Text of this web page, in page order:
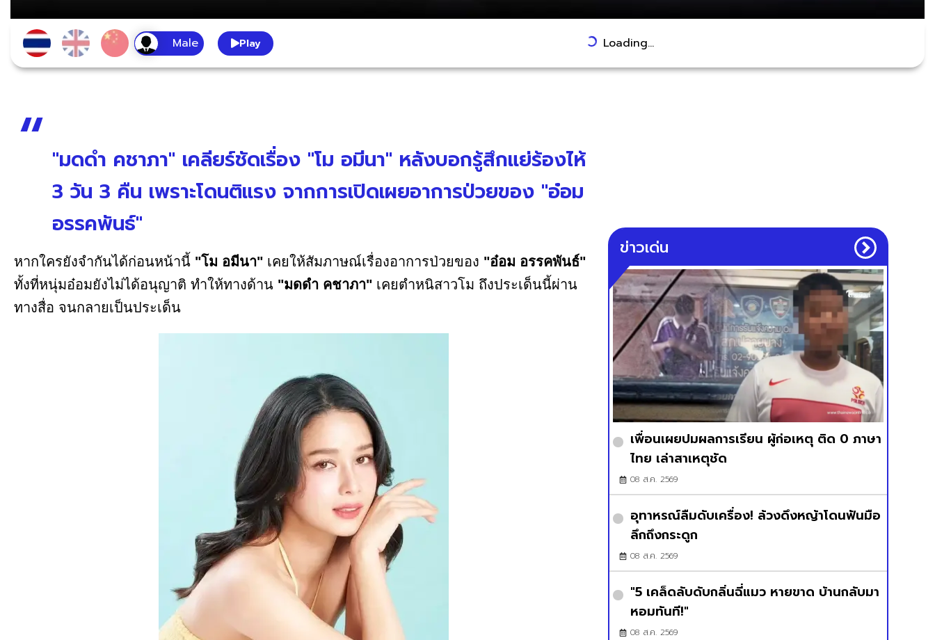
Play Loading...
"มดดำ คชาภา" เคลียร์ชัดเรื่อง "โม อมีนา" หลังบอกรู้สึกแย่ร้องไห้
3 วัน 3 คืน เพราะโดนติแรง จากการเปิดเผยอาการป่วยของ "อ๋อม
อรรคพันธ์"
หากใครยังจำกันได้ก่อนหน้านี้ "โม อมีนา" เคยให้สัมภาษณ์เรื่องอาการป่วยของ "อ๋อม อรรคพันธ์"
ทั้งที่หนุ่มอ๋อมยังไม่ได้อนุญาติ ทำให้ทางด้าน "มดดำ คชาภา" เคยตำหนิสาวโม ถึงประเด็นนี้ผ่าน
ทางสื่อ จนกลายเป็นประเด็น
ข่าวเด่น
เพื่อนเผยปมผลการเรียน ผู้ก่อเหตุ ติด 0 ภาษา
ไทย เล่าสาเหตุชัด
08 ส.ค. 2569
อุทาหรณ์ลืมดับเครื่อง! ล้วงดึงหญ้าโดนฟันมือ
ลึกถึงกระดูก
08 ส.ค. 2569
"5 เคล็ดลับดับกลิ่นฉี่แมว หายขาด บ้านกลับมา
หอมทันที!"
08 ส.ค. 2569